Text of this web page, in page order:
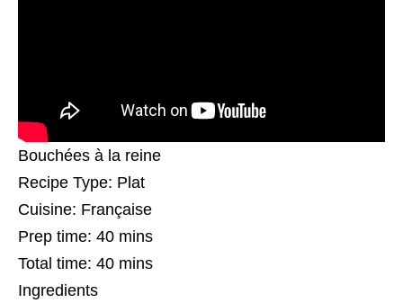
Bouchées à la reine
Recipe Type: Plat
Cuisine: Française
Prep time: 40 mins
Total time: 40 mins
Ingredients